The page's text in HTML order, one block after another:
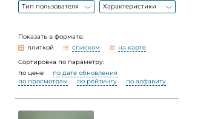
Тип пользователя Характеристики
Показать в формате:
плиткой
списком
на карте
Сортировка по параметру:
по цене
по дате обновления
по просмотрам
по рейтингу по алфавиту